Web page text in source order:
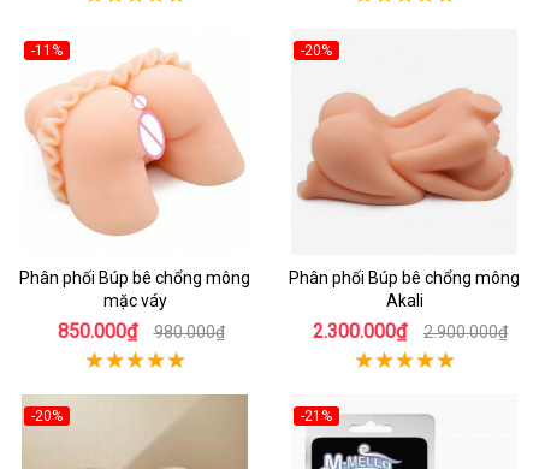
-11%
Phân phối Búp bê chổng mông
mặc váy
850.000₫ 980.000₫
-20%
Phân phối Búp bê chổng mông
Akali
2.300.000₫ 2.900.000₫
-20% -21%